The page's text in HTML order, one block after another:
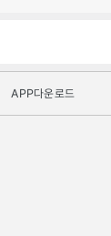
APP다운로드